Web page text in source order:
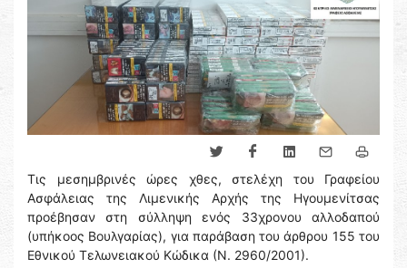
Τις μεσημβρινές ώρες χθες, στελέχη του Γραφείου
Ασφάλειας της Λιμενικής Αρχής της Ηγουμενίτσας
προέβησαν στη σύλληψη ενός 33χρονου αλλοδαπού
(υπήκοος Βουλγαρίας), για παράβαση του άρθρου 155 του
Εθνικού Τελωνειακού Κώδικα (Ν. 2960/2001).